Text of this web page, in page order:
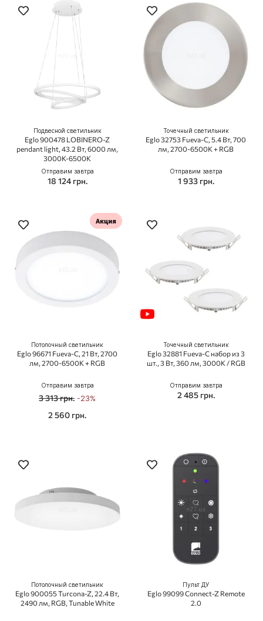
Подвесной светильник
Eglo 900478 LOBINERO-Z
pendant light, 43.2 Вт, 6000 лм,
3000К-6500К
Отправим завтра
18 124 грн.
Точечный светильник
Eglo 32753 Fueva-C, 5.4 Вт, 700
лм, 2700-6500K + RGB
Отправим завтра
1 933 грн.
Потолочный светильник
Eglo 96671 Fueva-C, 21 Вт, 2700
лм, 2700-6500K + RGB
Отправим завтра
3 313 грн. -23%
2 560 грн.
Точечный светильник
Eglo 32881 Fueva-C набор из 3
шт., 3 Вт, 360 лм, 3000K / RGB
Отправим завтра
2 485 грн.
Потолочный светильник
Eglo 900055 Turcona-Z, 22.4 Вт,
2490 лм, RGB, Tunable White
Пульт ДУ
Eglo 99099 Connect-Z Remote
2.0